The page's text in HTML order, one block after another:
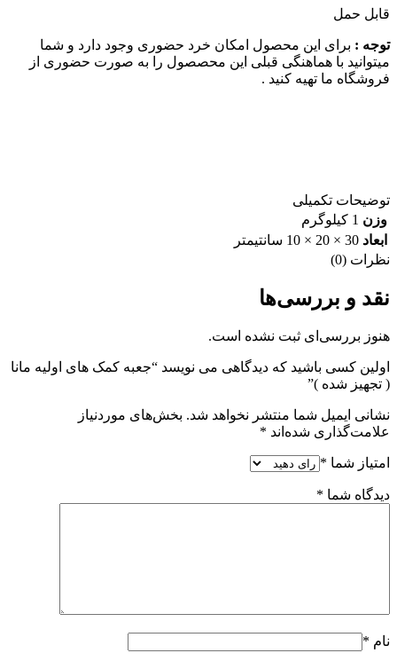
قابل حمل
توجه : برای این محصول امکان خرد حضوری وجود دارد و شما
میتوانید با هماهنگی قبلی این محصصول را به صورت حضوری از
فروشگاه ما تهیه کنید .
توضیحات تکمیلی
وزن 1 کیلوگرم
ابعاد 30 × 20 × 10 سانتیمتر
نظرات (0)
نقد و بررسی‌ها
هنوز بررسی‌ای ثبت نشده است.
اولین کسی باشید که دیدگاهی می نویسد “جعبه کمک های اولیه مانا
( تجهیز شده )”
نشانی ایمیل شما منتشر نخواهد شد. بخش‌های موردنیاز
علامت‌گذاری شده‌اند *
امتیاز شما *
دیدگاه شما *
نام *